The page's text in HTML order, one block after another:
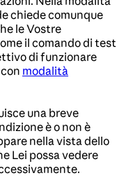
chiede comunque
le Vostre
il comando di test
di funzionare
con modalità
una breve
è o non è
nella vista dello
Lei possa vedere